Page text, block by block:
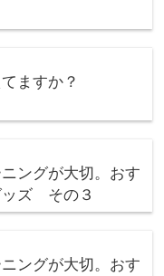
ますか？
ングが大切。おす
ッズ その３
ングが大切。おす